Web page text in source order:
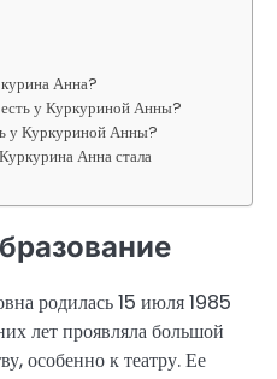
Анна?
у Куркуриной Анны?
у Куркуриной Анны?
Анна стала
родилась 15 июля 1985
лет проявляла большой
особенно к театру. Ее